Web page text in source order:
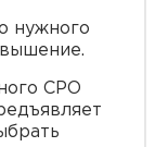
нужного
СРО